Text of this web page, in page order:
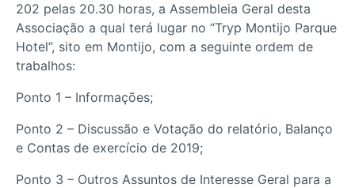
202 pelas 20.30 horas, a Assembleia Geral desta
Associação a qual terá lugar no “Tryp Montijo Parque
Hotel”, sito em Montijo, com a seguinte ordem de
trabalhos:
Ponto 1 – Informações;
Ponto 2 – Discussão e Votação do relatório, Balanço
e Contas de exercício de 2019;
Ponto 3 – Outros Assuntos de Interesse Geral para a